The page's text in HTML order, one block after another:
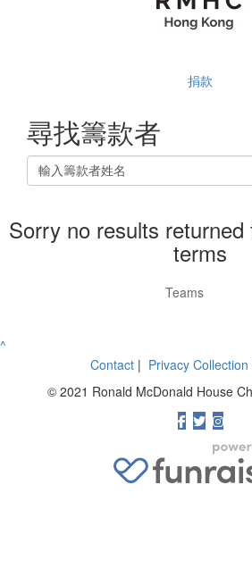
捐款
尋找籌款者
Sorry no results
terms
Teams
^
Contact | Privacy
©2021 Ronald McDonald House